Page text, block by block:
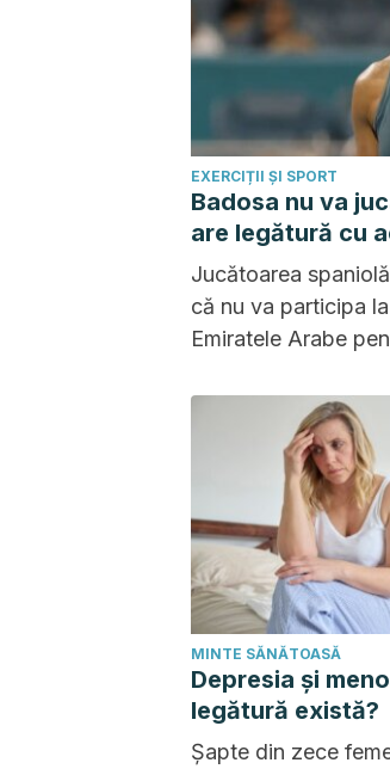
EXERCIȚII ȘI SPORT
Badosa nu va
are legătură cu
Jucătoarea
că nu va participa
Emiratele Arabe
Deși pare o
MINTE SĂNĂTOASĂ
Depresia și
legătură există?
Șapte din zece